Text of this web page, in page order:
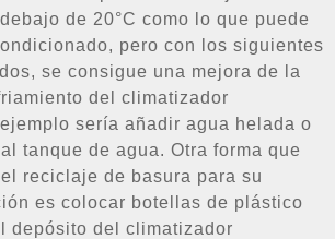
de 20°C como lo que puede
pero con los siguientes
se consigue una mejora de la
del climatizador
sería añadir agua helada o
tanque de agua. Otra forma que
reciclaje de basura para su
es colocar botellas de plástico
depósito del climatizador